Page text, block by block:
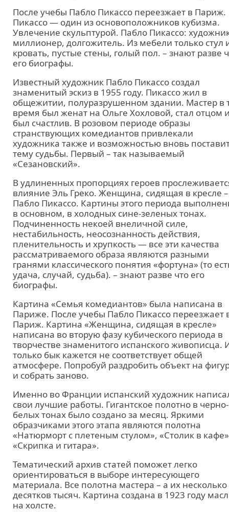
После учебы Пабло Пикассо переезжает в Париж.
Пикассо — один из основоположников кубизма.
Увлечение скульптурой. Пабло Пикассо:
миллионер, долгожитель. Из мебели только стул
кровать, пустые стены, голый пол. – знают разве
его биографы.
Известный художник Пабло Пикассо создал
знаменитый эскиз в 1955 году. Пикассо жил в
общежитии, полуразрушенном здании. Мастер в
время был женат на Ольге Хохловой, стал отцом
был счастлив. В розовом периоде образы
странствующих комедиантов привлекали
художника также и возможностью вновь
тему судьбы. Первый – так называемый
«Сезановский».
В удлиненных пропорциях героев
влияние Эль Греко. Женщина, сидящая в кресле –
Пабло Пикассо. Картины этого периода
в основном, в холодных сине-зеленых тонах.
Подчиненность некоей внеличной силе,
нестабильность, неосознанность действия,
пленительность и хрупкость — все эти качества
рассматриваемого образа являются разными
гранями классического понятия «фортуна» (то
удача, случай, судьба). – знают разве что его
биографы.
Картина «Семья комедиантов» была написана в
Париже. После учебы Пабло Пикассо переезжает
Париж. Картина «Женщина, сидящая в кресле»
написана во вторую фазу кубического периода в
творчестве знаменитого испанского живописца.
только бык кажется не соответствует общей
атмосфере. Попробуй раздробить объект на
и собрать заново.
Именно во Франции испанский художник
свои лучшие работы. Гигантское полотно в черно-
белых тонах было создано за месяц. Яркими
образчиками этого этапа являются полотна
«Натюрморт с плетеным стулом», «Столик в
«Скрипка и гитара».
Тематический архив статей поможет легко
ориентироваться в выборе интересующего
материала. Все полотна мастера – а их несколько
десятков тысяч. Картина создана в 1923 году
на холсте.